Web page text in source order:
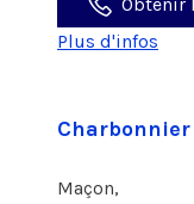
Plus d'infos
Maçon,